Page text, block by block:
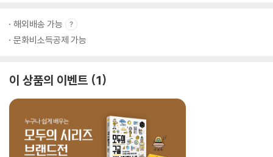
해외배송 가능
문화비소득공제 가능
이 상품의 이벤트 1